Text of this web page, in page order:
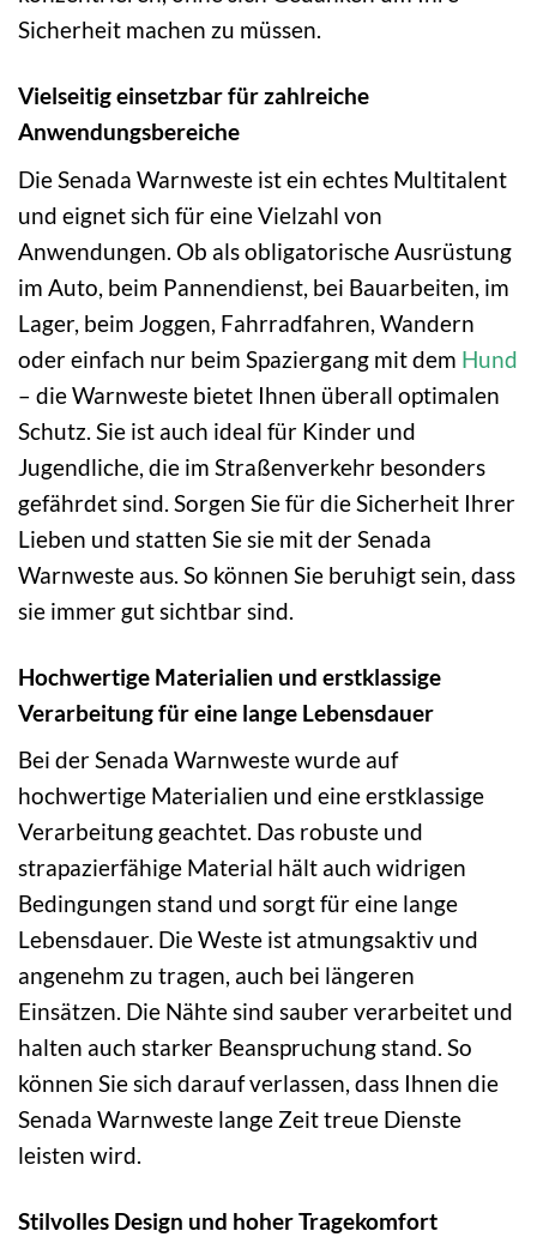
Sicherheit machen zu müssen.
Vielseitig einsetzbar für zahlreiche
Anwendungsbereiche
Die Senada Warnweste ist ein echtes Multitalent
und eignet sich für eine Vielzahl von
Anwendungen. Ob als obligatorische Ausrüstung
im Auto, beim Pannendienst, bei Bauarbeiten, im
Lager, beim Joggen, Fahrradfahren, Wandern
oder einfach nur beim Spaziergang mit dem Hund
– die Warnweste bietet Ihnen überall optimalen
Schutz. Sie ist auch ideal für Kinder und
Jugendliche, die im Straßenverkehr besonders
gefährdet sind. Sorgen Sie für die Sicherheit Ihrer
Lieben und statten Sie sie mit der Senada
Warnweste aus. So können Sie beruhigt sein, dass
sie immer gut sichtbar sind.
Hochwertige Materialien und erstklassige
Verarbeitung für eine lange Lebensdauer
Bei der Senada Warnweste wurde auf
hochwertige Materialien und eine erstklassige
Verarbeitung geachtet. Das robuste und
strapazierfähige Material hält auch widrigen
Bedingungen stand und sorgt für eine lange
Lebensdauer. Die Weste ist atmungsaktiv und
angenehm zu tragen, auch bei längeren
Einsätzen. Die Nähte sind sauber verarbeitet und
halten auch starker Beanspruchung stand. So
können Sie sich darauf verlassen, dass Ihnen die
Senada Warnweste lange Zeit treue Dienste
leisten wird.
Stilvolles Design und hoher Tragekomfort